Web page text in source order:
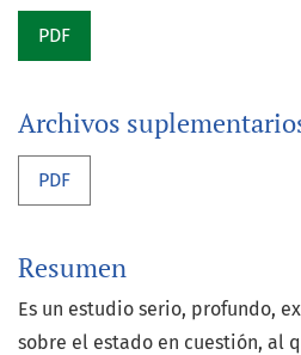
PDF
Archivos
PDF
Resumen
Es un estudio serio, profundo,
sobre el estado en cuestión, al